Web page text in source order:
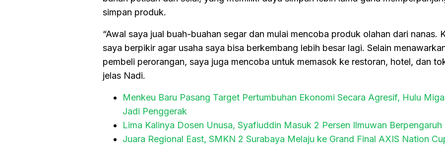
simpan produk.
“Awal saya jual buah-buahan segar dan mulai mencoba produk olahan dari nanas.
saya berpikir agar usaha saya bisa berkembang lebih besar lagi. Selain
pembeli perorangan, saya juga mencoba untuk memasok ke restoran, hotel, dan
jelas Nadi.
Menkeu Baru Pasang Target Pertumbuhan Ekonomi Secara Agresif, Hulu
Jadi Penggerak
Lima Kalinya Dosen Unusa, Syafiuddin Masuk 2 Persen Ilmuwan Berpengaruh
Juara Regional East, SMKN 2 Surabaya Melaju ke Grand Final AXIS Nation